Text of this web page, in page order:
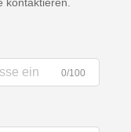
0/100